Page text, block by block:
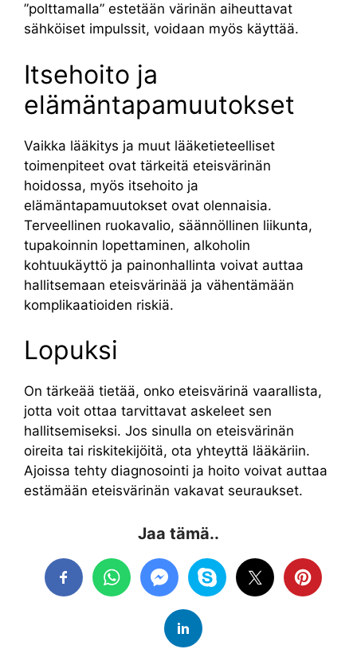
”polttamalla” estetään värinän aiheuttavat
sähköiset impulssit, voidaan myös käyttää.
Itsehoito ja
elämäntapamuutokset
Vaikka lääkitys ja muut lääketieteelliset
toimenpiteet ovat tärkeitä eteisvärinän
hoidossa, myös itsehoito ja
elämäntapamuutokset ovat olennaisia.
Terveellinen ruokavalio, säännöllinen liikunta,
tupakoinnin lopettaminen, alkoholin
kohtuukäyttö ja painonhallinta voivat auttaa
hallitsemaan eteisvärinää ja vähentämään
komplikaatioiden riskiä.
Lopuksi
On tärkeää tietää, onko eteisvärinä vaarallista,
jotta voit ottaa tarvittavat askeleet sen
hallitsemiseksi. Jos sinulla on eteisvärinän
oireita tai riskitekijöitä, ota yhteyttä lääkäriin.
Ajoissa tehty diagnosointi ja hoito voivat auttaa
estämään eteisvärinän vakavat seuraukset.
Jaa tämä..